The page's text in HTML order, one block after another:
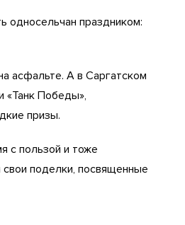
праздником:
асфальте. А в Саргатском
«Танк Победы»,
призы.
с пользой и тоже
поделки, посвященные